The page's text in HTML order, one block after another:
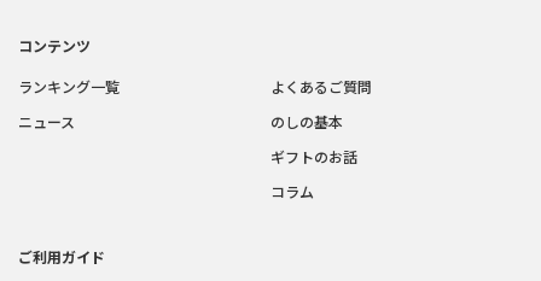
コンテンツ
ランキング一覧
ニュース
よくあるご質問
のしの基本
ギフトのお話
コラム
ご利用ガイド